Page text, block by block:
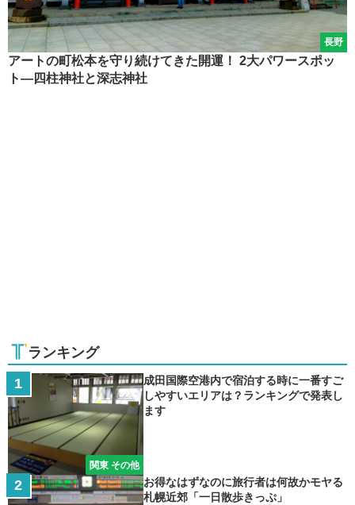
長野
アートの町松本を守り続けてきた開運！ 2大パワースポッ
ト―四柱神社と深志神社
ランキング
関東 その他
成田国際空港内で宿泊する時に一番すご
しやすいエリアは？ランキングで発表し
ます
お得なはずなのに旅行者は何故かモヤる
札幌近郊「一日散歩きっぷ」